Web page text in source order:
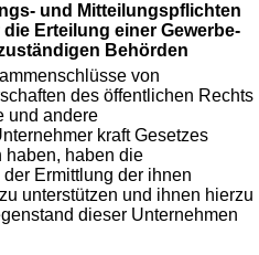
und Mitteilungspflichten
Erteilung einer Gewerbe-
Behörden
von
des öffentlichen Rechts
und andere
kraft Gesetzes
haben, haben die
Ermittlung der ihnen
unterstützen und ihnen hierzu
dieser Unternehmen